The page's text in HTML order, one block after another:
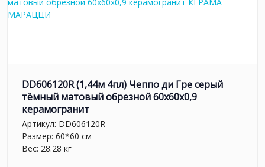
DD606120R (1,44м 4пл) Чеппо ди Гре серый
тёмный матовый обрезной 60x60x0,9
керамогранит
Артикул: DD606120R
Размер: 60*60 см
Вес: 28.28 кг